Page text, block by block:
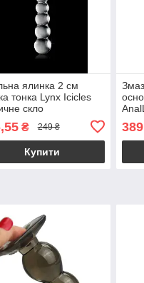
ялинка 2 см
тонка Lynx Icicles
скло
₴ 249 ₴
Купити